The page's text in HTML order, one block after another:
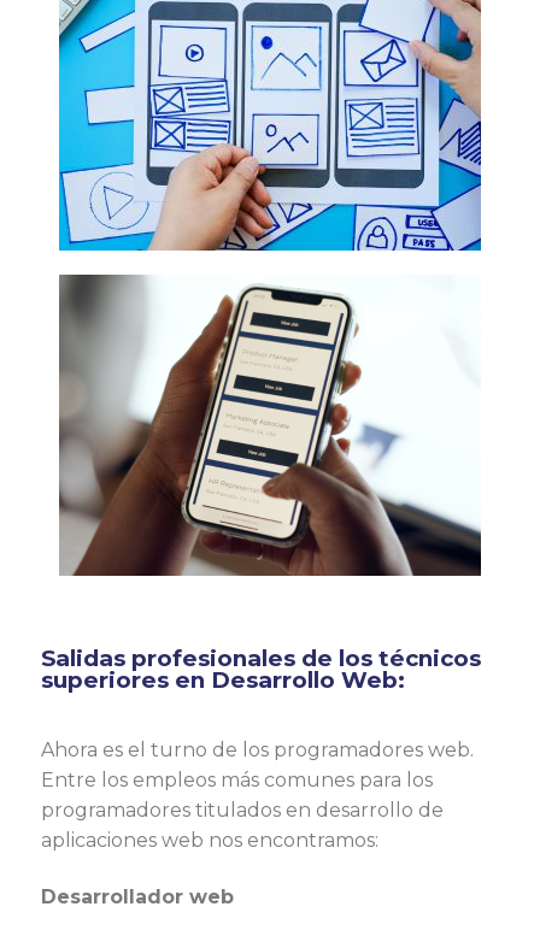
Salidas profesionales de los técnicos
superiores en Desarrollo Web:
Ahora es el turno de los programadores web.
Entre los empleos más comunes para los
programadores titulados en desarrollo de
aplicaciones web nos encontramos:
Desarrollador web